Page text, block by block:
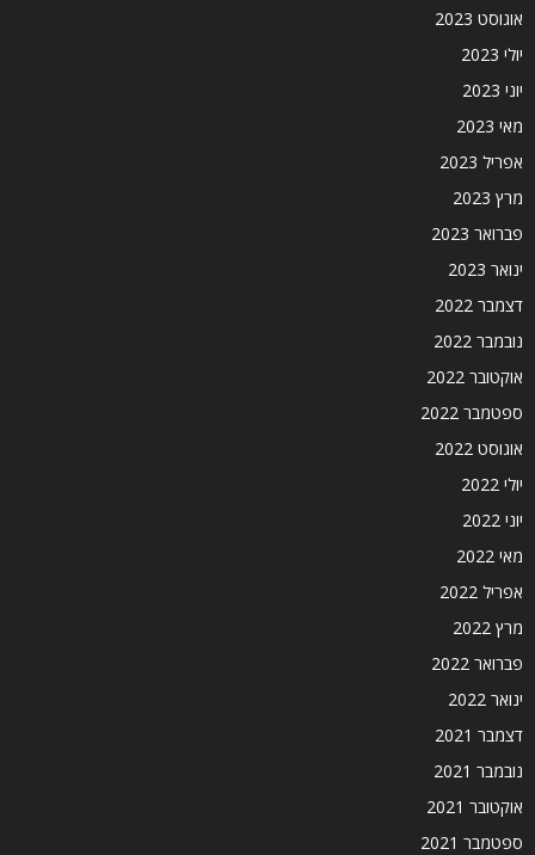
אוגוסט 2023
יולי 2023
יוני 2023
מאי 2023
אפריל 2023
מרץ 2023
פברואר 2023
ינואר 2023
דצמבר 2022
נובמבר 2022
אוקטובר 2022
ספטמבר 2022
אוגוסט 2022
יולי 2022
יוני 2022
מאי 2022
אפריל 2022
מרץ 2022
פברואר 2022
ינואר 2022
דצמבר 2021
נובמבר 2021
אוקטובר 2021
ספטמבר 2021